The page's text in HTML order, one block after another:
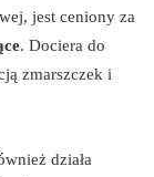
jest ceniony za
. Dociera do
zmarszczek i
działa